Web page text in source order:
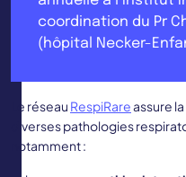
coordination du Pr
(hôpital Necker-
Le réseau RespiRareassure la
diverses pathologies
notamment :